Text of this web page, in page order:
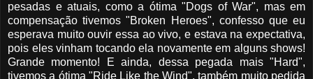
pesadas e atuais, como a ótima "Dogs of War", mas em
compensação tivemos "Broken Heroes", confesso que eu
esperava muito ouvir essa ao vivo, e estava na expectativa,
pois eles vinham tocando ela novamente em alguns shows!
Grande momento! E ainda, dessa pegada mais "Hard",
tivemos a ótima "Ride Like the Wind", também muito pedida